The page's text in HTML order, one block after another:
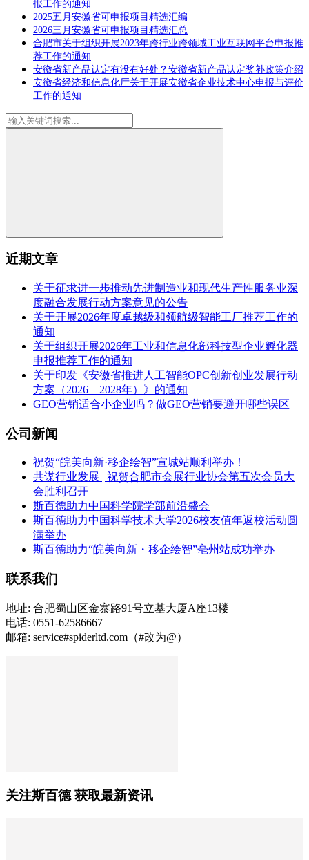
报工作的通知
2025五月安徽省可申报项目精选汇编
2026三月安徽省可申报项目精选汇总
合肥市关于组织开展2023年跨行业跨领域工业互联网平台申报推
荐工作的通知
安徽省新产品认定有没有好处？安徽省新产品认定奖补政策介绍
安徽省经济和信息化厅关于开展安徽省企业技术中心申报与评价
工作的通知
近期文章
关于征求进一步推动先进制造业和现代生产性服务业深
度融合发展行动方案意见的公告
关于开展2026年度卓越级和领航级智能工厂推荐工作的
通知
关于组织开展2026年工业和信息化部科技型企业孵化器
申报推荐工作的通知
关于印发《安徽省推进人工智能OPC创新创业发展行动
方案（2026—2028年）》的通知
GEO营销适合小企业吗？做GEO营销要避开哪些误区
公司新闻
祝贺“皖美向新·移企绘智”宣城站顺利举办！
共谋行业发展 | 祝贺合肥市会展行业协会第五次会员大
会胜利召开
斯百德助力中国科学院学部前沿盛会
斯百德助力中国科学技术大学2026校友值年返校活动圆
满举办
斯百德助力“皖美向新・移企绘智”亳州站成功举办
联系我们
地址: 合肥蜀山区金寨路91号立基大厦A座13楼
电话: 0551-62586667
邮箱: service#spiderltd.com（#改为@）
关注斯百德 获取最新资讯